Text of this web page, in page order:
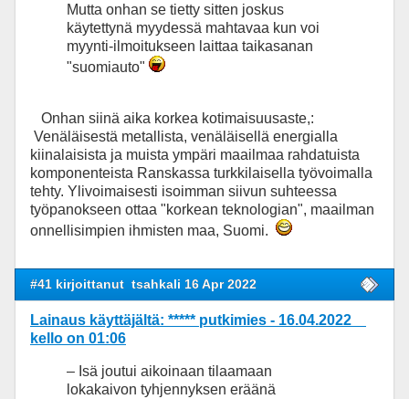
Mutta onhan se tietty sitten joskus
käytettynä myydessä mahtavaa kun voi
myynti-ilmoitukseen laittaa taikasanan
"suomiauto"
Onhan siinä aika korkea kotimaisuusaste,:
Venäläisestä metallista, venäläisellä energialla
kiinalaisista ja muista ympäri maailmaa rahdatuista
komponenteista Ranskassa turkkilaisella työvoimalla
tehty. Ylivoimaisesti isoimman siivun suhteessa
työpanokseen ottaa "korkean teknologian", maailman
onnellisimpien ihmisten maa, Suomi.
#41 kirjoittanut tsahkali 16 Apr 2022
Lainaus käyttäjältä: ***** putkimies - 16.04.2022
kello on 01:06
– Isä joutui aikoinaan tilaamaan
lokakaivon tyhjennyksen eräänä